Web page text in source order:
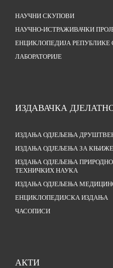
НАУЧНИ СКУПОВИ
НАУЧНО-ИСТРАЖИВАЧКИ
ЕНЦИКЛОПЕДИЈА РЕПУБЛИКЕ
ЛАБОРАТОРИЈЕ
ИЗДАВАЧКА
ИЗДАЊА ОДЈЕЉЕЊА
ИЗДАЊА ОДЈЕЉЕЊА ЗА
ИЗДАЊА ОДЈЕЉЕЊА
ТЕХНИЧКИХ НАУКА
ИЗДАЊА ОДЈЕЉЕЊА
ЕНЦИКЛОПЕДИЈСКА ИЗДАЊА
ЧАСОПИСИ
АКТИ